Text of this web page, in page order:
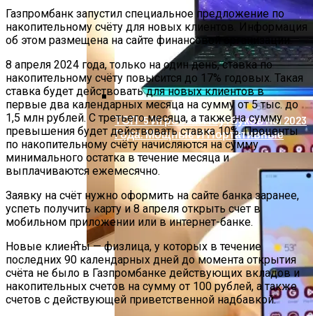
Топ Недорогих Смартфонов: 5 Моделей
До 300$
ТОП-5 Игровых Ноутбуков MSI 2023
Года: Мощные И Портативные
Газпромбанк запустил специальное предложение по
накопительному счёту для новых клиентов. Информация
об этом размещена на сайте финансовой организации.
8 апреля 2024 года, только на один день, ставка по
накопительному счёту повысится до 17% годовых. Такая
ставка будет действовать для новых клиентов в
первые два календарных месяца на сумму от 5 тыс. до
1,5 млн рублей. С третьего месяца, а также на сумму
превышения будет действовать ставка 10%. Проценты
по накопительному счёту начисляются на сумму
минимального остатка в течение месяца и
выплачиваются ежемесячно.
Заявку на счёт нужно оформить на сайте банка заранее,
успеть получить карту и 8 апреля открыть счет в
мобильном приложении или в интернет-банке.
Новые клиенты — физлица, у которых в течение
последних 90 календарных дней до момента открытия
счёта не было в Газпромбанке действующих вкладов и
накопительных счетов на сумму от 100 рублей, а также
счетов с действующей приветственной надбавкой.